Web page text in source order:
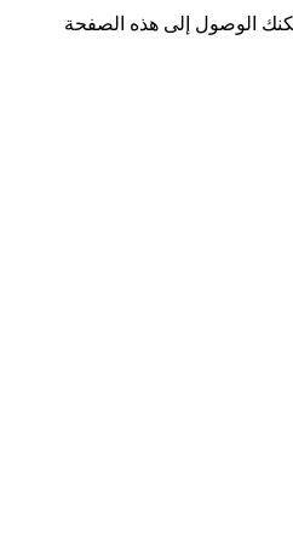
الوصول إلى هذه الصفحة